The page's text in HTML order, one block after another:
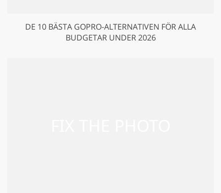
DE 10 BÄSTA GOPRO-ALTERNATIVEN FÖR ALLA
BUDGETAR UNDER 2026